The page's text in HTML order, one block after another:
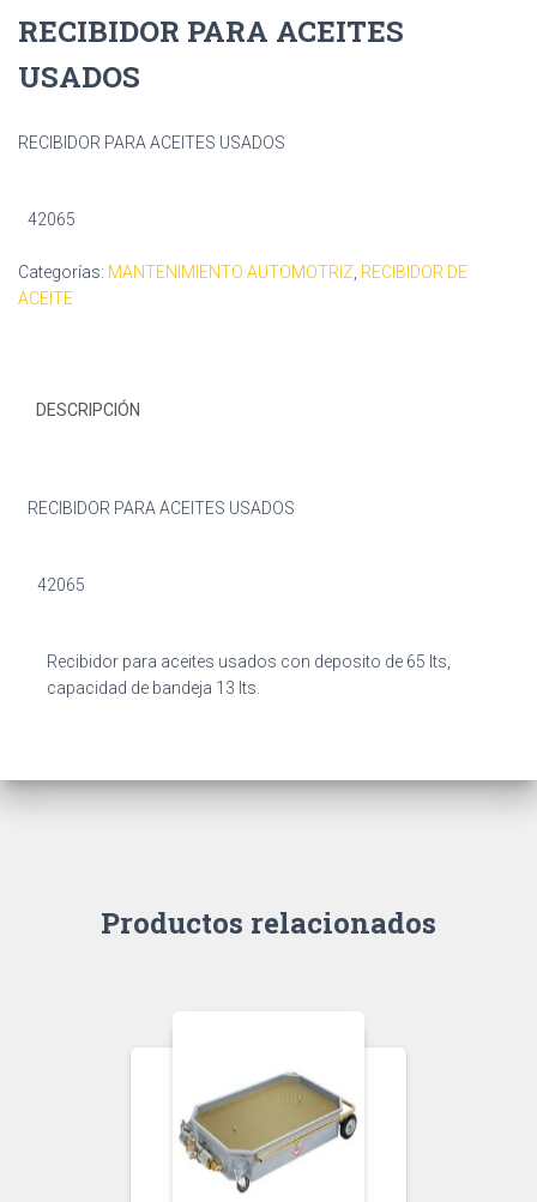
RECIBIDOR PARA ACEITES
USADOS
RECIBIDOR PARA ACEITES USADOS
42065
Categorías: MANTENIMIENTO AUTOMOTRIZ RECIBIDOR DE
ACEITE
DESCRIPCIÓN
RECIBIDOR PARA ACEITES USADOS
42065
Recibidor para aceites usados con deposito de 65 lts,
capacidad de bandeja 13 lts.
Productos relacionados